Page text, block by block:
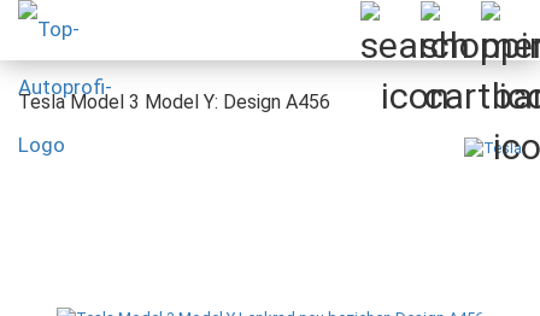
Tesla Model 3 Model Y: Design A456